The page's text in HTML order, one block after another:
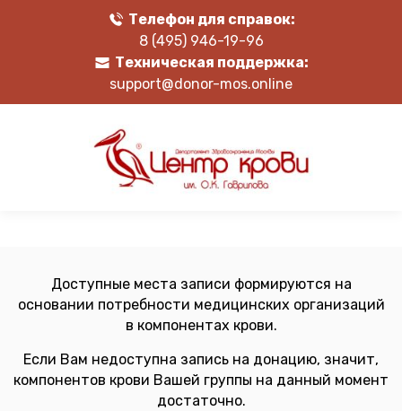
Телефон для справок:
8 (495) 946-19-96
Техническая поддержка:
support@donor-mos.online
Доступные места записи формируются на
основании потребности медицинских организаций
в компонентах крови.
Если Вам недоступна запись на донацию, значит,
компонентов крови Вашей группы на данный момент
достаточно.